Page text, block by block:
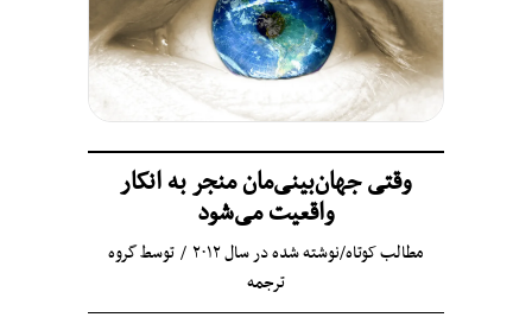
وقتی جهان‌بینی‌مان منجر به انکار
واقعیت می‌شود
مطالب کوتاه/نوشته شده در سال ۲۰۱۲ توسطگروه
ترجمه